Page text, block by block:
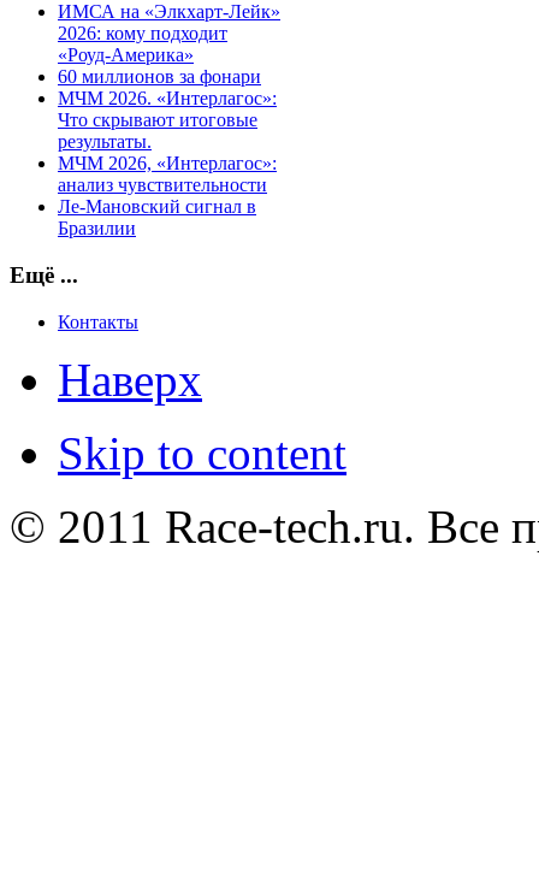
ИМСА на «Элкхарт-Лейк»
2026: кому подходит
«Роуд-Америка»
60 миллионов за фонари
МЧМ 2026. «Интерлагос»:
Что скрывают итоговые
результаты.
МЧМ 2026, «Интерлагос»:
анализ чувствительности
Ле-Мановский сигнал в
Бразилии
Ещё ...
Контакты
Наверх
Skip to content
© 2011 Race-tech.ru. Все